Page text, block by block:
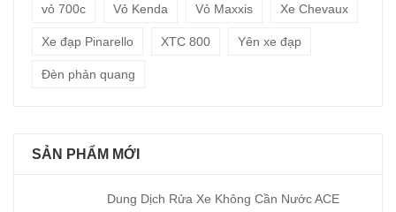
vỏ 700c Vỏ Kenda Vỏ Maxxis Xe Chevaux
Xe đạp Pinarello XTC 800 Yên xe đạp
Đèn phản quang
SẢN PHẨM MỚI
Dung Dịch Rửa Xe Không Cần Nước ACE